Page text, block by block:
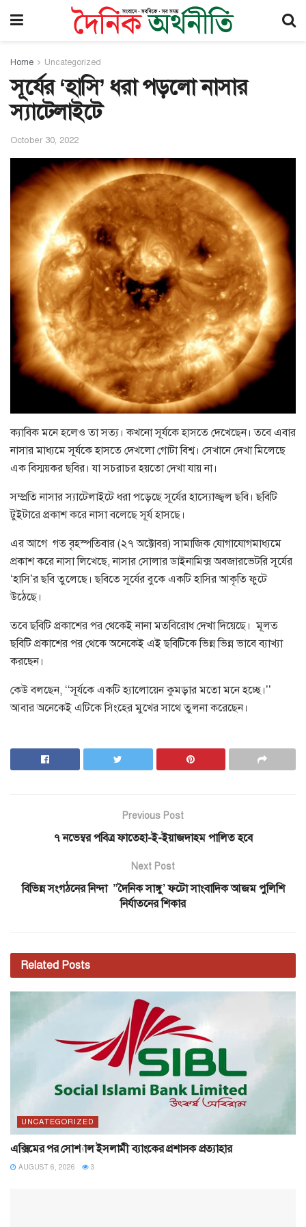
Home Uncategorized
সূর্যের ‘হাসি’ ধরা পড়লো নাসার
স্যাটেলাইটে
October 30, 2022
ক্যাবিক মনে হলেও তা সত্য। কখনো সূর্যকে হাসতে দেখেছেন। তবে এবার
নাসার মাধ্যমে সূর্যকে হাসতে দেখলো গোটা বিশ্ব। সেখানে দেখা মিলেছে
এক বিস্ময়কর ছবির। যা সচরাচর হয়তো দেখা যায় না।
সম্প্রতি নাসার স্যাটেলাইটে ধরা পড়েছে সূর্যের হাস্যোজ্জ্বল ছবি। ছবিটি
টুইটারে প্রকাশ করে নাসা বলেছে সূর্য হাসছে।
এর আগে গত বৃহস্পতিবার (২৭ অক্টোবর) সামাজিক যোগাযোগমাধ্যমে
প্রকাশ করে নাসা লিখেছে, নাসার সোলার ডাইনামিক্স অবজারভেটরি সূর্যের
‘হাসি’র ছবি তুলেছে। ছবিতে সূর্যের বুকে একটি হাসির আকৃতি ফুটে
উঠেছে।
তবে ছবিটি প্রকাশের পর থেকেই নানা মতবিরোধ দেখা দিয়েছে। মূলত
ছবিটি প্রকাশের পর থেকে অনেকেই এই ছবিটিকে ভিন্ন ভিন্ন ভাবে ব্যাখ্যা
করছেন।
কেউ বলছেন, ‘‘সূর্যকে একটি হ্যালোয়েন কুমড়ার মতো মনে হচ্ছে।’’
আবার অনেকেই এটিকে সিংহের মুখের সাথে তুলনা করেছেন।
Previous Post
৭ নভেম্বর পবিত্র ফাতেহা-ই-ইয়াজদাহম পালিত হবে
Next Post
বিভিন্ন সংগঠনের নিন্দা ​ ”দৈনিক সাঙ্গু’ ফটো সাংবাদিক আজম পুলিশি
নির্যাতনের শিকার
Related Posts
UNCATEGORIZED
এক্সিমের পর সোশ্যাল ইসলামী ব্যাংকের প্রশাসক প্রত্যাহার
AUGUST 6, 2026 3